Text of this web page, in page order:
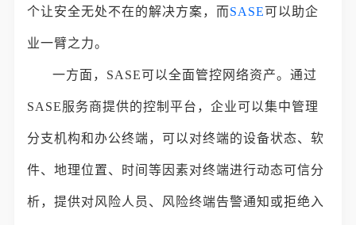
个让安全无处不在的解决方案，而SASE可以助企
业一臂之力。
一方面，SASE可以全面管控网络资产。通过
SASE服务商提供的控制平台，企业可以集中管理
分支机构和办公终端，可以对终端的设备状态、软
件、地理位置、时间等因素对终端进行动态可信分
析，提供对风险人员、风险终端告警通知或拒绝入